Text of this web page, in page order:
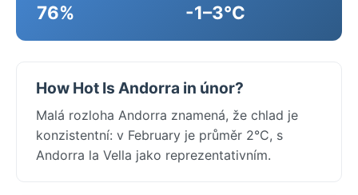
76% -1–3°C
How Hot Is Andorra in únor?
Malá rozloha Andorra znamená, že chlad je
konzistentní: v February je průměr 2°C, s
Andorra la Vella jako reprezentativním.